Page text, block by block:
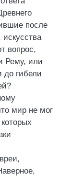
после
вопрос,
Рему, или
до гибели
мир не мог